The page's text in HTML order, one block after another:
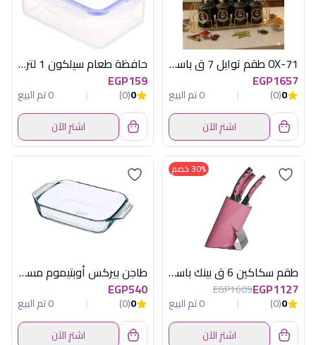
OX-71 طقم توابل 7 ق باستاند اسود اكسفورد
EGP1657
0
(0)
0 تم البيع
اشترِ الآن
حافظة طعام سيلكون 1 لتر زهران
EGP159
0
(0)
0 تم البيع
اشترِ الآن
30% خصم
طقم سكاكين 6 ق بينك باستاند هابى هوم
EGP1127
EGP1609
0
(0)
0 تم البيع
اشترِ الآن
طاجن بيركس أوبتيموم مستطيل بمقابض - 28 سم
EGP540
0
(0)
0 تم البيع
اشترِ الآن